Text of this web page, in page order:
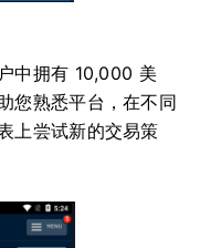
中拥有 10,000 美
您熟悉平台，在不同
上尝试新的交易策